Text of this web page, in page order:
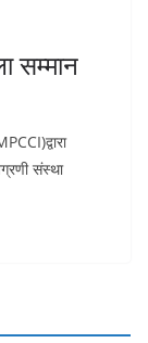
सम्मान
संस्था